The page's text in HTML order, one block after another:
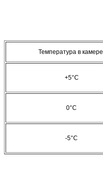
Температура в камере
+5°C
0°C
-5°C